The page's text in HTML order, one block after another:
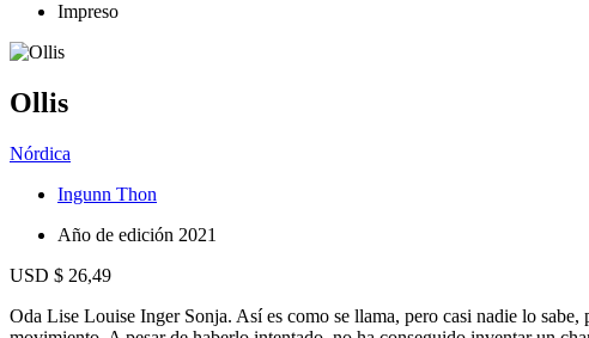
Impreso
Ollis
Nórdica
Ingunn Thon
Año de edición 2021
USD $ 26,49
Oda Lise Louise Inger Sonja. Así es como se llama, pero casi nadie lo